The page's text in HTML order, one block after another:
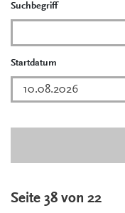
Suchbegriff
Startdatum
Seite 38 von 22